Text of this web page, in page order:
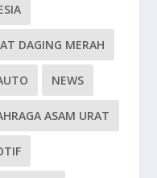
DAGING MERAH
NEWS
ASAM URAT